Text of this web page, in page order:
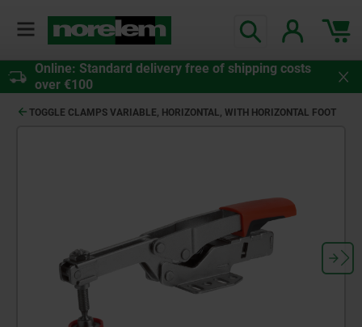
Online: Standard delivery free of shipping costs
over €100
TOGGLE CLAMPS VARIABLE, HORIZONTAL, WITH HORIZONTAL FOOT